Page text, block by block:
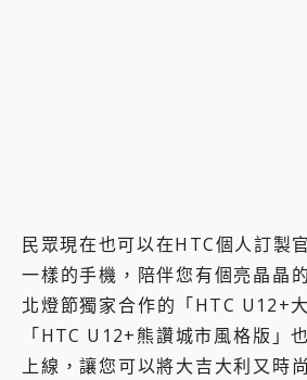
民眾現在也可以在HTC個人訂製
一樣的手機，陪伴您有個亮晶晶
北燈節獨家合作的「HTC U12+
「HTC U12+熊讚城市風格版」
上線，讓您可以將大吉大利又時